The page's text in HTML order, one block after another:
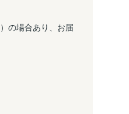
の場合あり、お届